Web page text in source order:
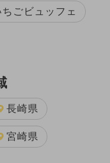
ちごビュッフェ
長崎県
宮崎県